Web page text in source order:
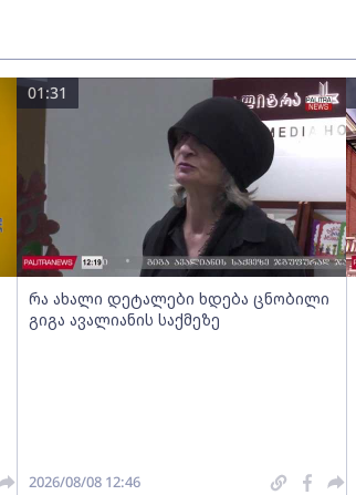
რა ახალი დეტალები ხდება ცნობილი
გიგა ავალიანის საქმეზე
01:31
2026/08/08 12:46